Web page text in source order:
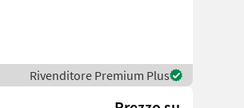
Rivenditore Premium Plus